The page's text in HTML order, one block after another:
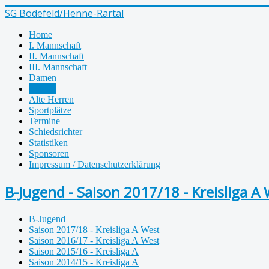
SG Bödefeld/Henne-Rartal
Home
I. Mannschaft
II. Mannschaft
III. Mannschaft
Damen
Alte Herren
Sportplätze
Termine
Schiedsrichter
Statistiken
Sponsoren
Impressum / Datenschutzerklärung
B-Jugend - Saison 2017/18 - Kreisliga A
B-Jugend
Saison 2017/18 - Kreisliga A West
Saison 2016/17 - Kreisliga A West
Saison 2015/16 - Kreisliga A
Saison 2014/15 - Kreisliga A